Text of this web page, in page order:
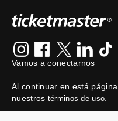
Vamos a conectarnos
Al continuar en está
nuestros términos de uso